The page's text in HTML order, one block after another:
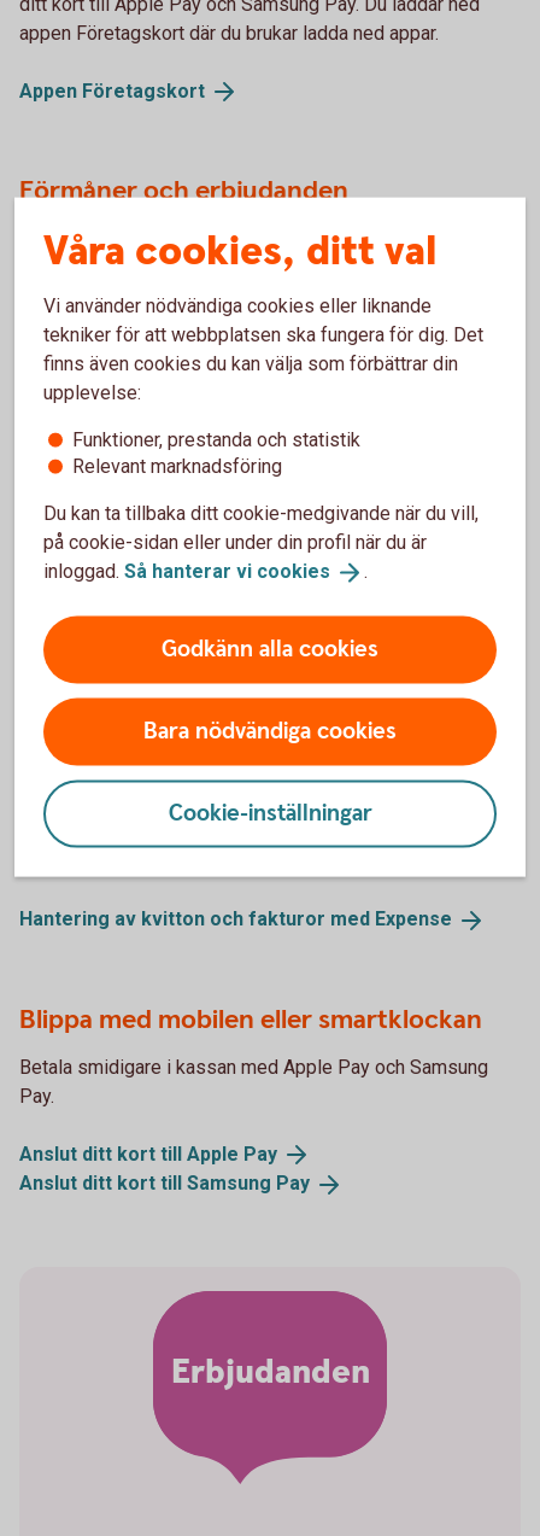
appen Företagskort där du brukar ladda ned appar.
Appen Företagskort
Förmåner och erbjudanden
Med Betalkort Företag har du tillgång till mängder av
förmånliga erbjudanden, såsom rabatter på bensin, boende,
bilhyra och prenumerationer.
Förmåner och erbjudanden
Försäkringar på kortet
När du köper en vara eller betalar mer än hälften av en resa
med kortet ingår en rad kompletterande försäkringar. Kan
även kompletteras med tjänstereseförsäkring.
Försäkringar påföretagskort
Smidig hantering av kvitton och fakturor
med Expense
Redovisa transaktioner snabbt och enkelt direkt på nätet
eller i mobilen. Smidig administrering och kontering av
Hantering av kvitton och fakturor med Expense
Blippa med mobilen eller smartklockan
Betala smidigare i kassan med Apple Pay och Samsung
Pay.
Anslut ditt kort till Apple Pay
Anslut ditt kort till Samsung Pay
Erbjudanden
Våra cookies, ditt val
Vi använder nödvändiga cookies eller liknande
tekniker för att webbplatsen ska fungera för dig. Det
finns även cookies du kan välja som förbättrar din
upplevelse:
Funktioner, prestanda och statistik
Relevant marknadsföring
Du kan ta tillbaka ditt cookie-medgivande när du vill,
på cookie-sidan eller under din profil när du är
inloggad. Så hanterar vi cookies .
Godkänn alla cookies
Bara nödvändiga cookies
Cookie-inställningar